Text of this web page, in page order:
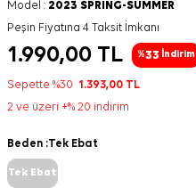
Model : 2023 SPRING-SUMMER
Peşin Fiyatına 4 Taksit İmkanı
1.990,00 TL %33 İndirim
Sepette %30 1.393,00 TL
2 ve üzeri +% 20 indirim
Beden :Tek Ebat
Tek Ebat